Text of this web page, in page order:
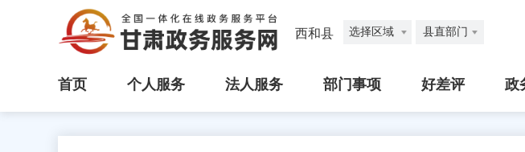
西和县 选择区域 县直部门
首页 个人服务 法人服务 部门事项 好差评 政